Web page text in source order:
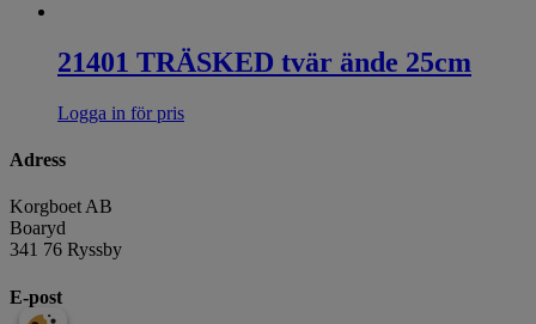
21401 TRÄSKED tvär ände 25cm
Logga in för pris
Adress
Korgboet AB
Boaryd
341 76 Ryssby
E-post